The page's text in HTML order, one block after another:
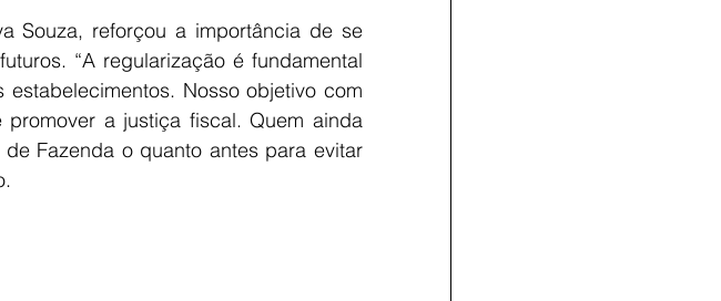
Souza, reforçou a importância de se
“A regularização é fundamental
Nosso objetivo com
a justiça fiscal. Quem ainda
Fazenda o quanto antes para evitar